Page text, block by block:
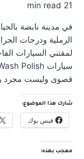
21 min read
في مدينة نابضة
الرملية ودرجات
لمقتني السيارات
قصوى وليست مجرد
شارك هذا الموضوع:
فيس بوك
معجب بهذه: